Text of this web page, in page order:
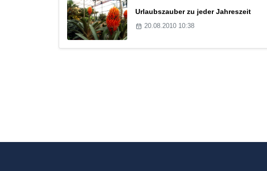
Urlaubszauber zu jeder Jahreszeit
20.08.2010 10:38